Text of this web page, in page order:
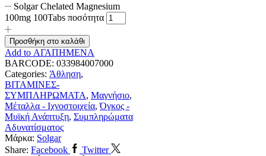
Solgar Chelated Magnesium
100mg 100Tabs ποσότητα
Προσθήκη στο καλάθι
Add to ΑΓΑΠΗΜΕΝΑ
BARCODE: 033984007000
Categories: Άθληση,
ΒΙΤΑΜΙΝΕΣ-
ΣΥΜΠΛΗΡΩΜΑΤΑ, Μαγνήσιο,
Μέταλλα - Ιχνοστοιχεία,Όγκος -
Μυϊκή Ανάπτυξη, Συμπληρώματα
Αδυνατίσματος
Μάρκα: Solgar
Share: Facebook
Twitter